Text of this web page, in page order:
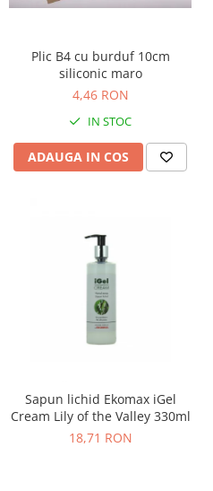
Plic B4 cu burduf 10cm
siliconic maro
4,46 RON
IN STOC
ADAUGA IN COS
Sapun lichid Ekomax iGel
Cream Lily of the Valley 330ml
18,71 RON